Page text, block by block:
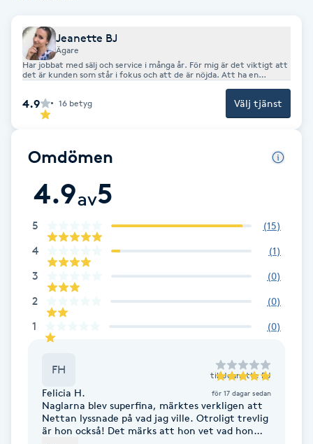
Fibromassage
Fillers
Fotmassage
Fotsvamp
Fotvård
Fransar
Fransborttagning
Fransfärgning
Fransförlängning
Fransförlängning Volym
Jeanette BJ
Ägare
Har jobbat med sälj och service i många år. För mig är det viktigt att
det är kunden som står i fokus och att de är nöjda. Att ha en
kunden ska känna sig trygg & vilja komma tillbaka. Jobbar även med
att förmedla kontakt med andra sidan. Hjälper till med
husrensningar men även råd genom kort. Detta är ett väldigt
välkomna så som ni är.
4.9 16 betyg Välj tjänst
Omdömen
4.9av5
5 (15)
4 (1)
3 (0)
2 (0)
1 (0)
FH till Jeanette BJ
Felicia H. för 17 dagar sedan
Naglarna blev superfina, märktes verkligen att
Nettan lyssnade på vad jag ville. Otroligt trevlig
är hon också! Det märks att hon vet vad hon